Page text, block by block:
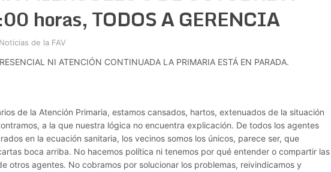
horas, TODOS A GERENCIA
Noticias de la FAV
NI ATENCIÓN CONTINUADA LA PRIMARIA ESTÁ EN PARADA.
de la Atención Primaria, estamos cansados, hartos, extenuados de la situación
a la que nuestra lógica no encuentra explicación. De todos los agentes
en la ecuación sanitaria, los vecinos somos los únicos, parece ser, que
boca arriba. No hacemos política ni tenemos por qué entender o compartir las
otros agentes. No cobramos por solucionar los problemas, reivindicamos y